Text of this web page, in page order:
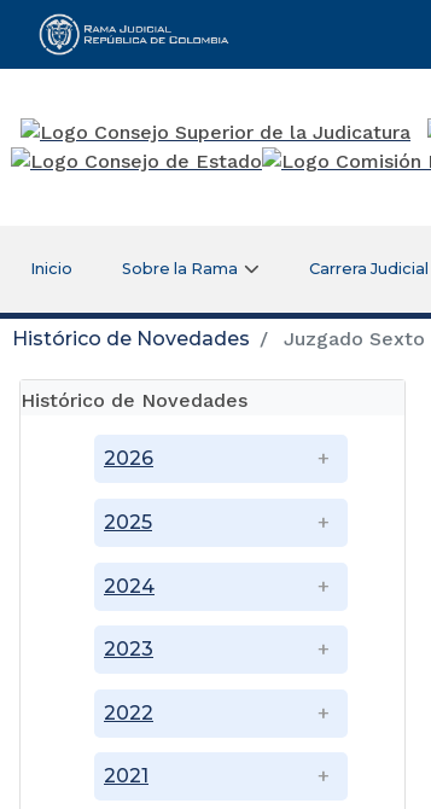
Rama Judicial
Inicio Sobre la Rama Carrera Judicial
Histórico de Novedades Juzgado Sexto
Histórico de Novedades
2021
2022
2023
2024
2025
2026